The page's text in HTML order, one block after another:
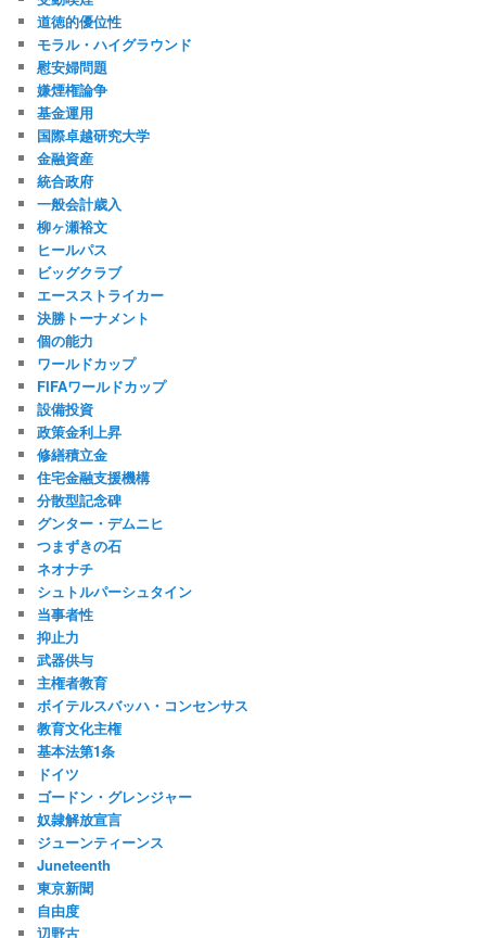
道徳的優位性
モラル・ハイグラウンド
慰安婦問題
嫌煙権論争
基金運用
国際卓越研究大学
金融資産
統合政府
一般会計歳入
柳ヶ瀬裕文
ヒールパス
ビッグクラブ
エースストライカー
決勝トーナメント
個の能力
ワールドカップ
FIFAワールドカップ
設備投資
政策金利上昇
修繕積立金
住宅金融支援機構
分散型記念碑
グンター・デムニヒ
つまずきの石
ネオナチ
シュトルパーシュタイン
当事者性
抑止力
武器供与
主権者教育
ボイテルスバッハ・コンセンサス
教育文化主権
基本法第1条
ドイツ
ゴードン・グレンジャー
奴隷解放宣言
ジューンティーンス
Juneteenth
東京新聞
自由度
辺野古